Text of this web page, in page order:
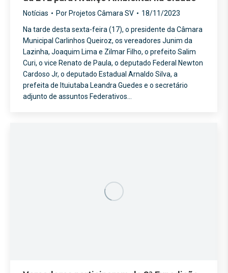
Notícias Por Projetos Câmara SV
18/11/2023
Na tarde desta sexta-feira (17), o presidente da Câmara
Municipal Carlinhos Queiroz, os vereadores Junim da
Lazinha, Joaquim Lima e Zilmar Filho, o prefeito Salim
Curi, o vice Renato de Paula, o deputado Federal Newton
Cardoso Jr, o deputado Estadual Arnaldo Silva, a
prefeita de Ituiutaba Leandra Guedes e o secretário
adjunto de assuntos Federativos…